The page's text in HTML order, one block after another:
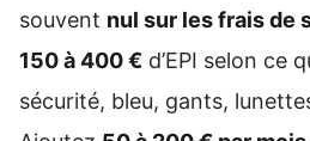
souvent nul sur les frais de
150 à 400 € d’EPI selon ce
sécurité, bleu, gants,